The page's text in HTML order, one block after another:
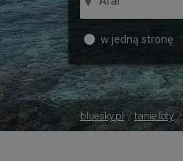
w jedną stronę
bluesky.pl tanie loty